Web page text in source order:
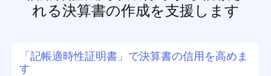
会社紹介
税務会計
れる決算書の作成を支援します
「記帳適時性証明書」で決算書の信用を高めま
す